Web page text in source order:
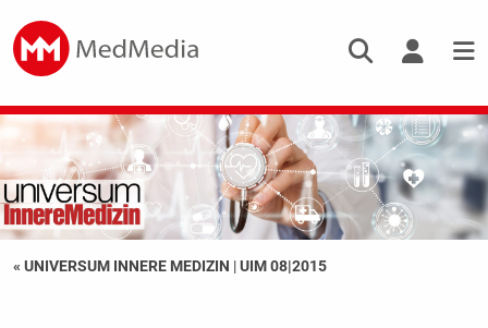
« UNIVERSUM INNERE MEDIZIN |UIM 08|2015